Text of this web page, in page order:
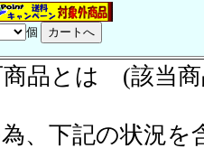
個
品とは (該当
、下記の状況